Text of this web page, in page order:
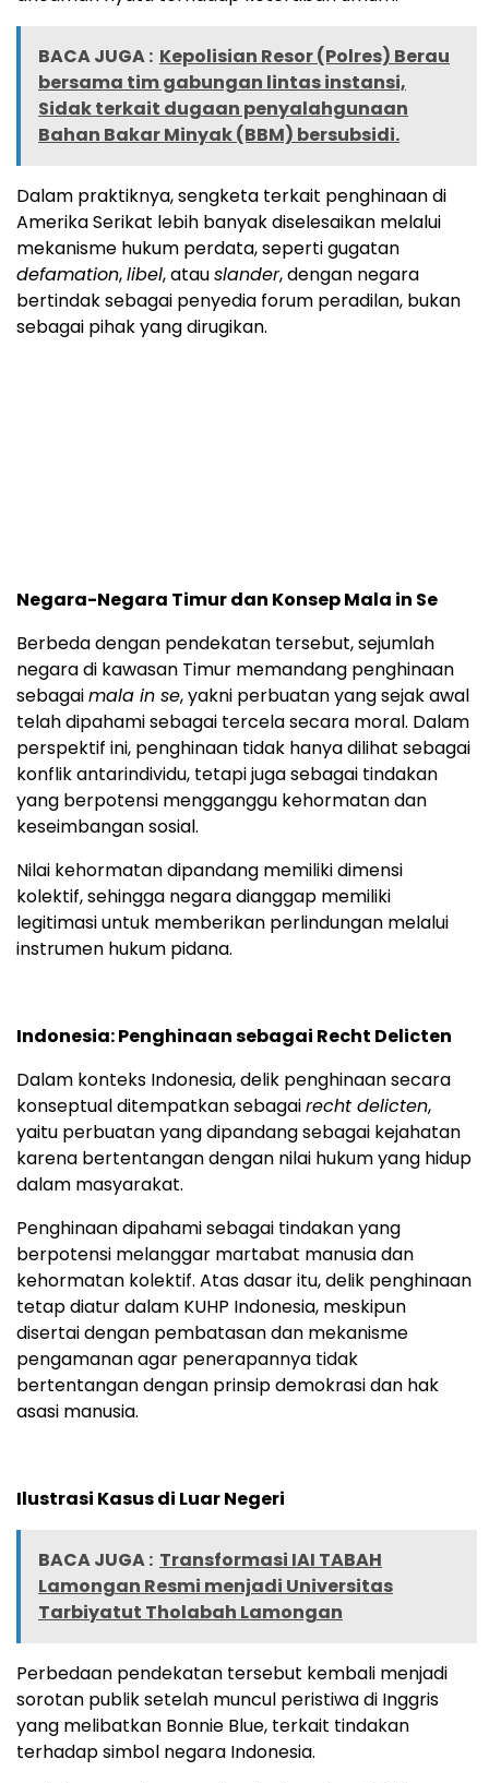
BACA JUGA : Kepolisian Resor (Polres) Berau
bersama tim gabungan lintas instansi,
Sidak terkait dugaan penyalahgunaan
Bahan Bakar Minyak (BBM) bersubsidi.
Dalam praktiknya, sengketa terkait penghinaan di
Amerika Serikat lebih banyak diselesaikan melalui
mekanisme hukum perdata, seperti gugatan
defamation,libel, atauslander, dengan negara
bertindak sebagai penyedia forum peradilan, bukan
sebagai pihak yang dirugikan.
Negara-Negara Timur dan Konsep Mala in Se
Berbeda dengan pendekatan tersebut, sejumlah
negara di kawasan Timur memandang penghinaan
sebagaimala in se, yakni perbuatan yang sejak awal
telah dipahami sebagai tercela secara moral. Dalam
perspektif ini, penghinaan tidak hanya dilihat sebagai
konflik antarindividu, tetapi juga sebagai tindakan
yang berpotensi mengganggu kehormatan dan
keseimbangan sosial.
Nilai kehormatan dipandang memiliki dimensi
kolektif, sehingga negara dianggap memiliki
legitimasi untuk memberikan perlindungan melalui
instrumen hukum pidana.
Indonesia: Penghinaan sebagai Recht Delicten
Dalam konteks Indonesia, delik penghinaan secara
konseptual ditempatkan sebagairecht delicten,
yaitu perbuatan yang dipandang sebagai kejahatan
karena bertentangan dengan nilai hukum yang hidup
dalam masyarakat.
Penghinaan dipahami sebagai tindakan yang
berpotensi melanggar martabat manusia dan
kehormatan kolektif. Atas dasar itu, delik penghinaan
tetap diatur dalam KUHP Indonesia, meskipun
disertai dengan pembatasan dan mekanisme
pengamanan agar penerapannya tidak
bertentangan dengan prinsip demokrasi dan hak
asasi manusia.
Ilustrasi Kasus di Luar Negeri
BACA JUGA : Transformasi IAI TABAH
Lamongan Resmi menjadi Universitas
Tarbiyatut Tholabah Lamongan
Perbedaan pendekatan tersebut kembali menjadi
sorotan publik setelah muncul peristiwa di Inggris
yang melibatkan Bonnie Blue, terkait tindakan
terhadap simbol negara Indonesia.